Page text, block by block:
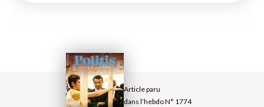
Article paru
dans l’hebdo N° 1774